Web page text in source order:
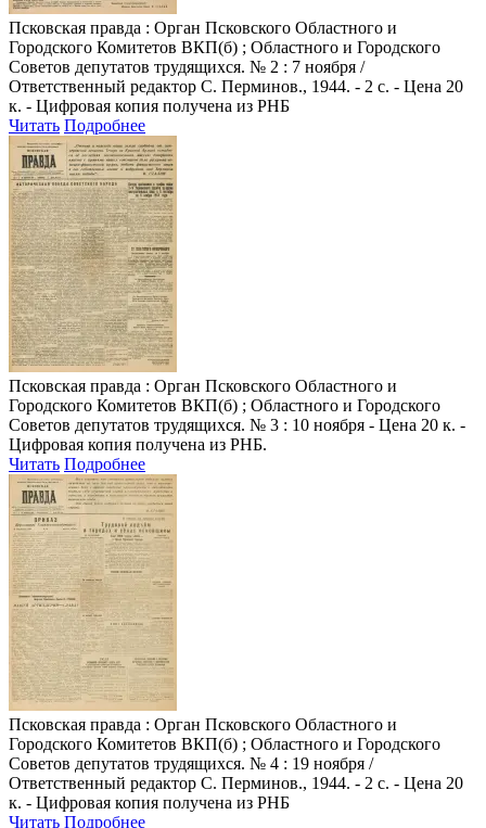
Псковская правда : Орган Псковского Областного и
Городского Комитетов ВКП(б) ; Областного и Городского
Советов депутатов трудящихся. № 2 : 7 ноября /
Ответственный редактор С. Перминов., 1944. - 2 с. - Цена 20
к. - Цифровая копия получена из РНБ
Читать Подробнее
Псковская правда : Орган Псковского Областного и
Городского Комитетов ВКП(б) ; Областного и Городского
Советов депутатов трудящихся. № 3 : 10 ноября - Цена 20 к. -
Цифровая копия получена из РНБ.
Читать Подробнее
Псковская правда : Орган Псковского Областного и
Городского Комитетов ВКП(б) ; Областного и Городского
Советов депутатов трудящихся. № 4 : 19 ноября /
Ответственный редактор С. Перминов., 1944. - 2 с. - Цена 20
к. - Цифровая копия получена из РНБ
Читать Подробнее